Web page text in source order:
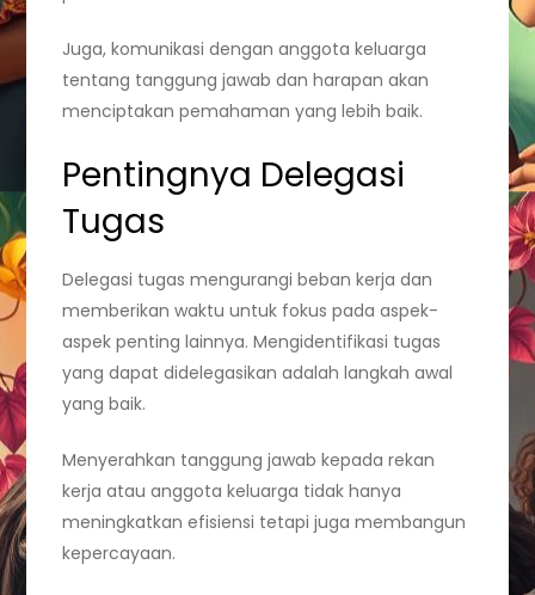
Juga, komunikasi dengan anggota keluarga
tentang tanggung jawab dan harapan akan
menciptakan pemahaman yang lebih baik.
Pentingnya Delegasi
Tugas
Delegasi tugas mengurangi beban kerja dan
memberikan waktu untuk fokus pada aspek-
aspek penting lainnya. Mengidentifikasi tugas
yang dapat didelegasikan adalah langkah awal
yang baik.
Menyerahkan tanggung jawab kepada rekan
kerja atau anggota keluarga tidak hanya
meningkatkan efisiensi tetapi juga membangun
kepercayaan.